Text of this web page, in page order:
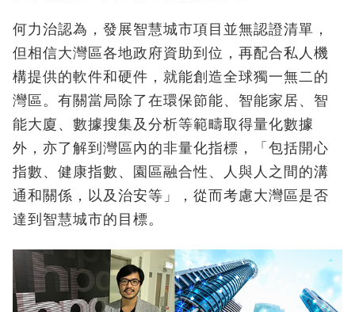
何力治認為，發展智慧城市項目並無認證清單，
但相信大灣區各地政府資助到位，再配合私人機
構提供的軟件和硬件，就能創造全球獨一無二的
灣區。有關當局除了在環保節能、智能家居、智
能大廈、數據搜集及分析等範疇取得量化數據
外，亦了解到灣區內的非量化指標，「包括開心
指數、健康指數、園區融合性、人與人之間的溝
通和關係，以及治安等」，從而考慮大灣區是否
達到智慧城市的目標。